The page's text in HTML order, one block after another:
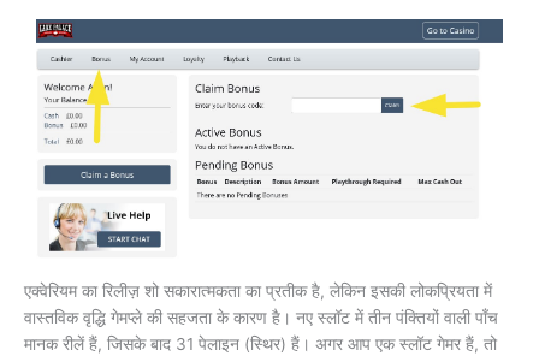
एक्वेरियम का रिलीज़ शो सकारात्मकता का प्रतीक है, लेकिन इसकी लोकप्रियता में
वास्तविक वृद्धि गेमप्ले की सहजता के कारण है। नए स्लॉट में तीन पंक्तियों वाली पाँच
मानक रीलें हैं, जिसके बाद 31 पेलाइन (स्थिर) हैं। अगर आप एक स्लॉट गेमर हैं, तो